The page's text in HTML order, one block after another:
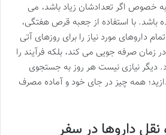
به خصوص اگر تعدادشان زیاد باشد، می
باشد. با استفاده از جعبه قرص هفتگی،
داروهای مورد نیاز را برای روزهای آتی
در زمان صرفه جویی می کند، بلکه فرآیند را
دیگر نیازی نیست هر روز به جستجوی
همه چیز در جای خود و آماده مصرف
داروها در سفر